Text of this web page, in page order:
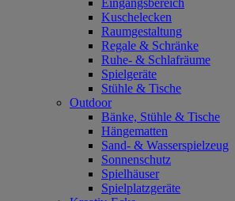
Eingangsbereich
Kuschelecken
Raumgestaltung
Regale & Schränke
Ruhe- & Schlafräume
Spielgeräte
Stühle & Tische
Outdoor
Bänke, Stühle & Tische
Hängematten
Sand- & Wasserspielzeug
Sonnenschutz
Spielhäuser
Spielplatzgeräte